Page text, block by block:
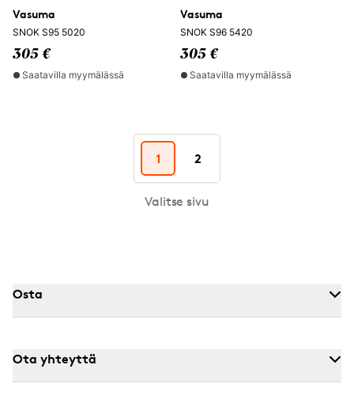
Vasuma
SNOK S95 5020
305 €
Saatavilla myymälässä
Vasuma
SNOK S96 5420
305 €
Saatavilla myymälässä
1 2
Valitse sivu
Osta
Ota yhteyttä